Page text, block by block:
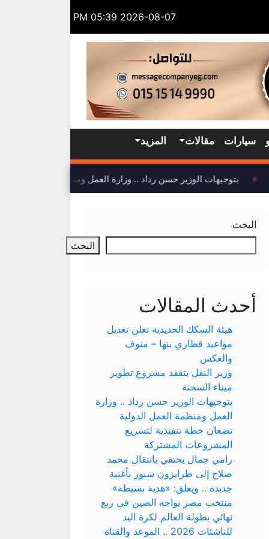
2026-08-07 05:39 PM
سيارات مقالات المزيد
بتوجيهات الوزير حسن رداد .. وزارة العمل ومنظمة العمل
البحث
البحث
أحدث المقالات
هيئة السكك الحديدية تعلن تعديل
مواعيد قطاري بنها – منوف
والعكس
وزير النقل يتفقد مشروع تطوير
ميناء السخنة
بتوجيهات الوزير حسن رداد .. وزارة
العمل ومنظمة العمل الدولية
تضعان خطة تنفيذية لتسريع
المشروعات المشتركة
رامي جمال يحتفي بانتقال محمد
صلاح إلى طرابزون سبور بأغنية
جديدة .. ويعلق: «هدية بسيطة»
منتخب مصر يواجه الصين في ربع
نهائي بطولة العالم لكرة اليد
للناشئات 2026 .. الموعد والقناة